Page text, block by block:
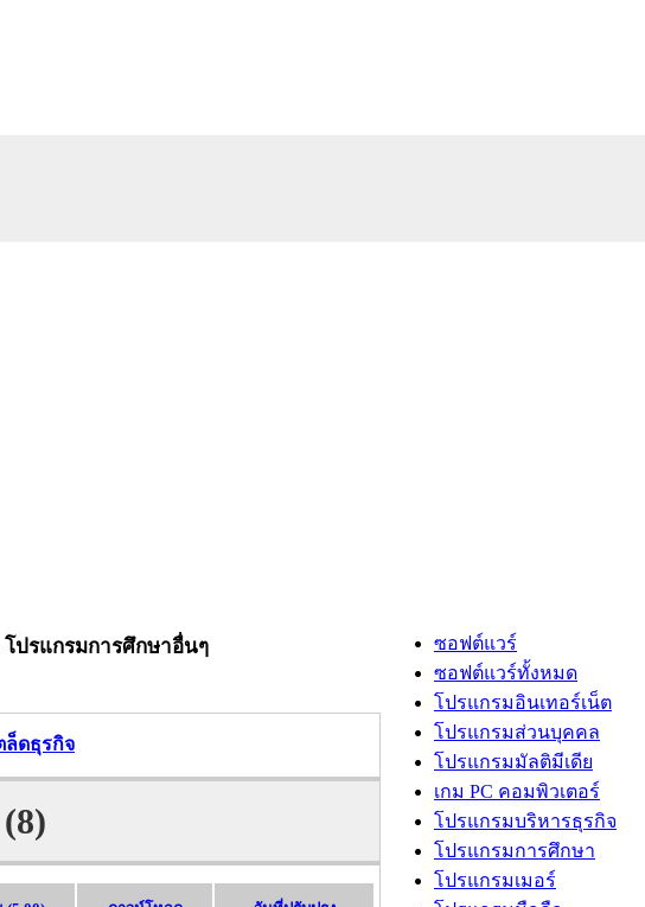
โปรแกรมการศึกษาอื่นๆ
ล็ดธุรกิจ
ซอฟต์แวร์
ซอฟต์แวร์ทั้งหมด
โปรแกรมอินเทอร์เน็ต
โปรแกรมส่วนบุคคล
โปรแกรมมัลติมีเดีย
เกม PC คอมพิวเตอร์
โปรแกรมบริหารธุรกิจ
โปรแกรมการศึกษา
โปรแกรมเมอร์